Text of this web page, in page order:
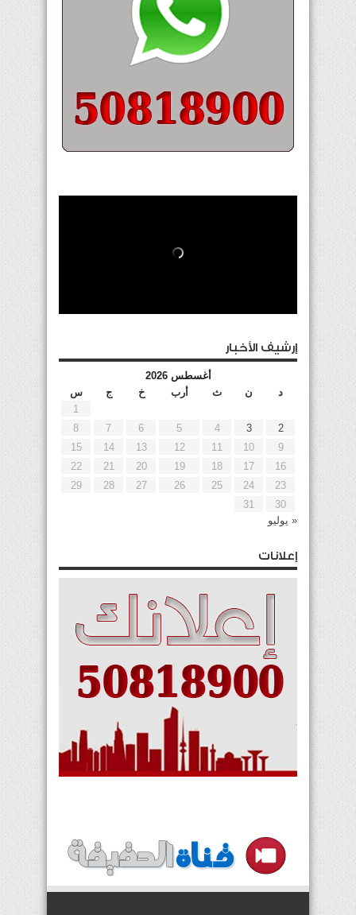
إرشيف الأخبار
أغسطس 2026
د
ن ث أرب خ ج
س
1
2
3
4
5
6
7
8
9
10
11
12
13
14
15
16
17
18
19
20
21
22
23
24
25
26
27
28
29
30
31
« يوليو
إعلانات